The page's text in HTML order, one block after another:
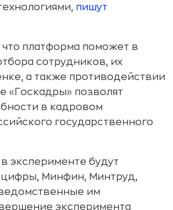
пишут
что платформа поможет в
сотрудников, их
а также противодействии
«Госкадры» позволят
в кадровом
государственного
эксперименте будут
Минфин, Минтруд,
им
эксперимента